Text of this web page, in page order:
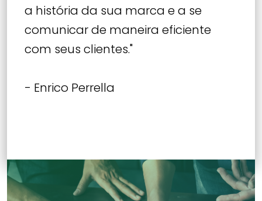
a história da sua marca e a se
comunicar de maneira eficiente
com seus clientes."
- Enrico Perrella